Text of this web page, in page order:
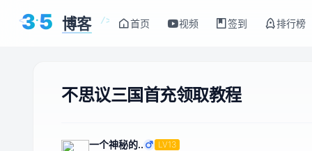
< />
35 博客 首页 视频 签到 排行榜
不思议三国首充领取教程
一个神秘的.. LV13